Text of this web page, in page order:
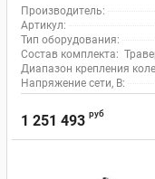
Производитель:
Артикул:
Тип оборудования:
Состав комплекта:
Диапазон крепления
Напряжение сети, В:
1 251 493 руб